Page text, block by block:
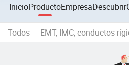
InicioProductoEmpresaDescubrir
Todos EMT, IMC, conductos